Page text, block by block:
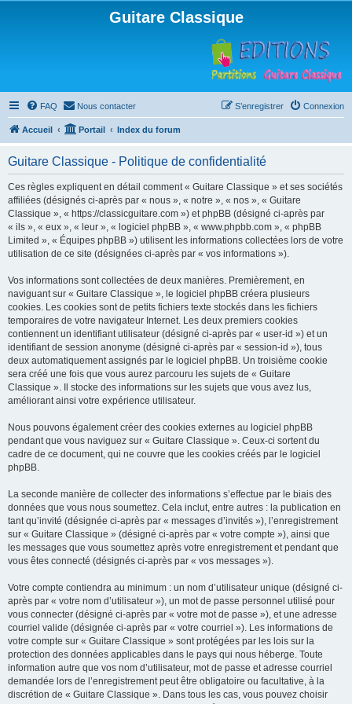
Guitare Classique
FAQ Nous contacter Connexion
S’enregistrer
Accueil Portail Index du forum
Guitare Classique - Politique de confidentialité
Ces règles expliquent en détail comment « Guitare Classique » et ses sociétés
affiliées (désignés ci-après par « nous », « notre », « nos », « Guitare
Classique », « https://classicguitare.com ») et phpBB (désigné ci-après par
« ils », « eux », « leur », « logiciel phpBB », « www.phpbb.com », « phpBB
Limited », « Équipes phpBB ») utilisent les informations collectées lors de votre
utilisation de ce site (désignées ci-après par « vos informations »).
Vos informations sont collectées de deux manières. Premièrement, en
naviguant sur « Guitare Classique », le logiciel phpBB créera plusieurs
cookies. Les cookies sont de petits fichiers texte stockés dans les fichiers
temporaires de votre navigateur Internet. Les deux premiers cookies
contiennent un identifiant utilisateur (désigné ci-après par « user-id ») et un
identifiant de session anonyme (désigné ci-après par « session-id »), tous
deux automatiquement assignés par le logiciel phpBB. Un troisième cookie
sera créé une fois que vous aurez parcouru les sujets de « Guitare
Classique ». Il stocke des informations sur les sujets que vous avez lus,
améliorant ainsi votre expérience utilisateur.
Nous pouvons également créer des cookies externes au logiciel phpBB
pendant que vous naviguez sur « Guitare Classique ». Ceux-ci sortent du
cadre de ce document, qui ne couvre que les cookies créés par le logiciel
phpBB.
La seconde manière de collecter des informations s’effectue par le biais des
données que vous nous soumettez. Cela inclut, entre autres : la publication en
tant qu’invité (désignée ci-après par « messages d’invités »), l’enregistrement
sur « Guitare Classique » (désigné ci-après par « votre compte »), ainsi que
les messages que vous soumettez après votre enregistrement et pendant que
vous êtes connecté (désignés ci-après par « vos messages »).
Votre compte contiendra au minimum : un nom d’utilisateur unique (désigné ci-
après par « votre nom d’utilisateur »), un mot de passe personnel utilisé pour
vous connecter (désigné ci-après par « votre mot de passe »), et une adresse
courriel valide (désignée ci-après par « votre courriel »). Les informations de
votre compte sur « Guitare Classique » sont protégées par les lois sur la
protection des données applicables dans le pays qui nous héberge. Toute
information autre que vos nom d’utilisateur, mot de passe et adresse courriel
demandée lors de l’enregistrement peut être obligatoire ou facultative, à la
discrétion de « Guitare Classique ». Dans tous les cas, vous pouvez choisir